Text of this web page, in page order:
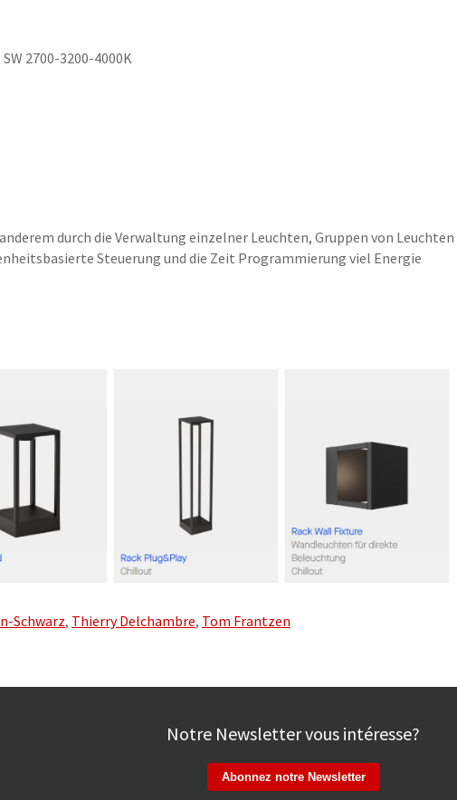
2700-3200-4000K
durch die Verwaltung einzelner Leuchten, Gruppen von Leuchten
Steuerung und die Zeit Programmierung viel Energie
Schwarz, Thierry Delchambre, Tom Frantzen
Notre Newsletter vous intéresse?